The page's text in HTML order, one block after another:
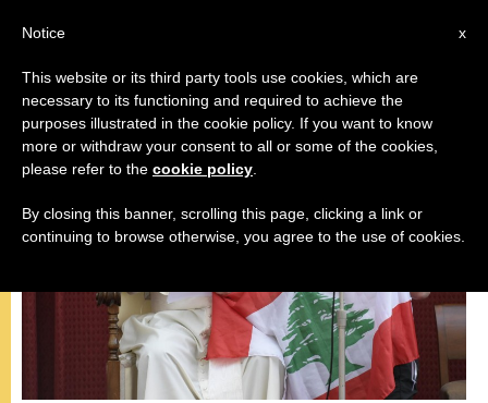
البابا فرنسيس,المقابلة العامة
x
Notice
This website or its third party tools use cookies, which are
necessary to its functioning and required to achieve the
purposes illustrated in the cookie policy. If you want to know
more or withdraw your consent to all or some of the cookies,
please refer to the cookie policy
By closing this banner, scrolling this page, clicking a link or
continuing to browse otherwise, you agree to the use of cookies.